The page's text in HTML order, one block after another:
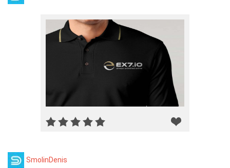
SmolinDenis